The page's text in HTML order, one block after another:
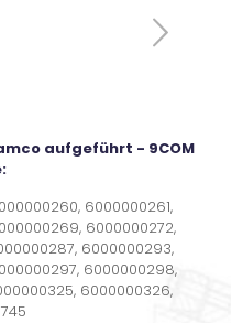
aufgeführt - 9COM
6000000261,
6000000272,
6000000293,
6000000298,
6000000326,